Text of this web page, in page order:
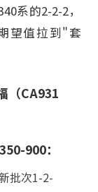
系的2-2-2，
望值拉到"套
（CA931
900：
批次1-2-